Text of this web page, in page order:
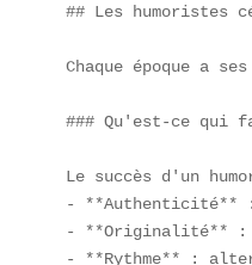
## Les humoristes
Chaque époque a
### Qu'est-ce qui
Le succès d'un
- **Authenticité**
- **Originalité** :
- **Rythme** :